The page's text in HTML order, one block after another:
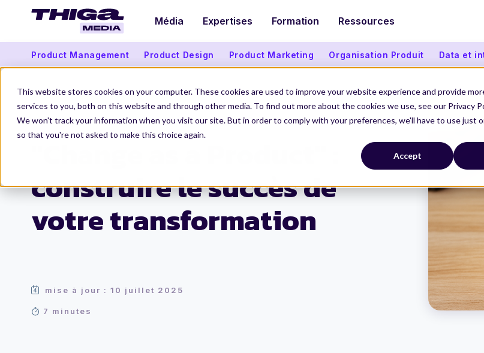
This website stores cookies on your computer. These cookies are used to improve your website experience and provide
services to you, both on this website and through other media. To find out more about the cookies we use, see our Privacy
We won't track your information when you visit our site. But in order to comply with your preferences, we'll have to use just
so that you're not asked to make this choice again.
Accept
Média Expertises Formation Ressources
Product Management Product Design Product Marketing Organisation Produit Data et
Thiga Media Organisation Produit Change as a Product : une nouvelle approche du Change Management
"Change as a Product" :
construire le succès de
votre transformation
mise à jour : 10 juillet 2025
7 minutes